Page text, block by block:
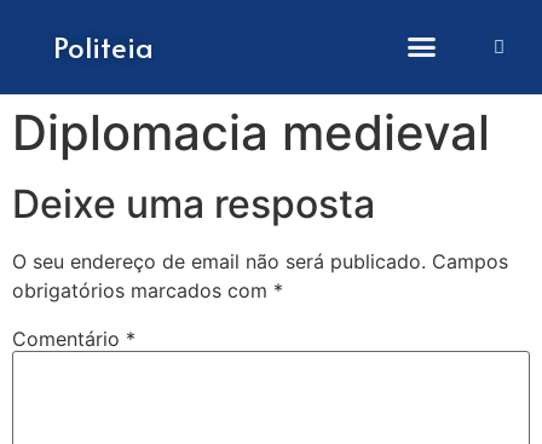
Politeia
Diplomacia medieval
Deixe uma resposta
O seu endereço de email não será publicado. Campos
obrigatórios marcados com *
Comentário *